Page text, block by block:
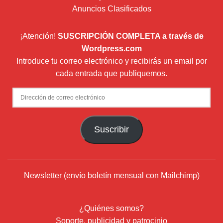
Anuncios Clasificados
¡Atención! SUSCRIPCIÓN COMPLETA a través de
Wordpress.com
Introduce tu correo electrónico y recibirás un email por
cada entrada que publiquemos.
Dirección
de
Suscribir
Newsletter (envío boletín mensual con Mailchimp)
¿Quiénes somos?
Soporte, publicidad y patrocinio